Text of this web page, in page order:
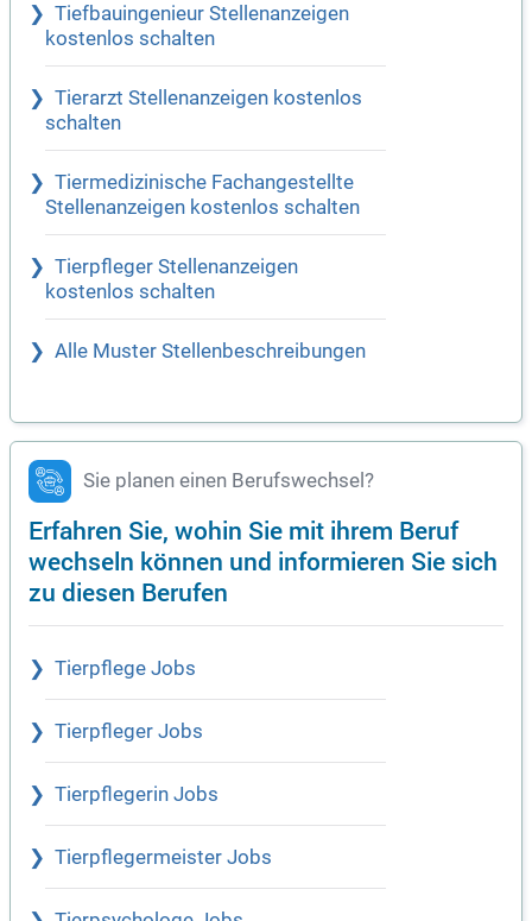
Tiefbauingenieur Stellenanzeigen
kostenlos schalten
Tierarzt Stellenanzeigen kostenlos
schalten
Tiermedizinische Fachangestellte
Stellenanzeigen kostenlos schalten
Tierpfleger Stellenanzeigen
kostenlos schalten
Alle Muster Stellenbeschreibungen
Sie planen einen Berufswechsel?
Erfahren Sie, wohin Sie mit ihrem Beruf
wechseln können und informieren Sie sich
zu diesen Berufen
Tierpflege Jobs
Tierpfleger Jobs
Tierpflegerin Jobs
Tierpflegermeister Jobs